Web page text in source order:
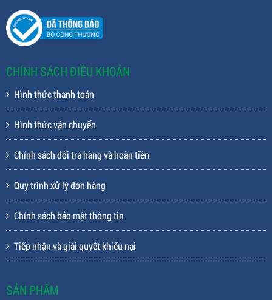
CHÍNH SÁCH ĐIỀU KHOẢN
Hình thức thanh toán
Hình thức vận chuyển
Chính sách đổi trả hàng và hoàn tiền
Quy trình xử lý đơn hàng
Chính sách bảo mật thông tin
Tiếp nhận và giải quyết khiếu nại
SẢN PHẨM